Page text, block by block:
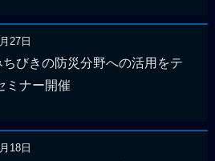
27日
ちびきの防災分野への活用をテ
ミナー開催
18日